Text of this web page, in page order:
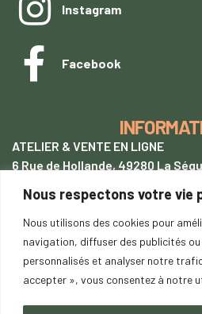
Nous respectons votre vie
Nous utilisons des cookies pour
navigation, diffuser des publicités
personnalisés et analyser notre
accepter », vous consentez à notre
Instagram
Facebook
ATELIER & VENTE EN LIGNE
6 Rue de Hollande, 49280 La
+33 (0)7 62 28 54 94
tentetoit@gmail.com
Lundiau samedi : 9h00-18h00
SUR RENDEZ-VOUS